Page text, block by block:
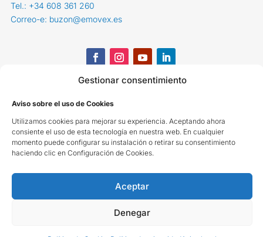
Gestionar consentimiento
Aviso sobre el uso de Cookies
Utilizamos cookies para mejorar su experiencia. Aceptando ahora
consiente el uso de esta tecnología en nuestra web. En cualquier
momento puede configurar su instalación o retirar su consentimiento
haciendo clic en Configuración de Cookies.
Aceptar
Denegar
Tel.: +34 608 361 260
Correo-e: buzon@emovex.es